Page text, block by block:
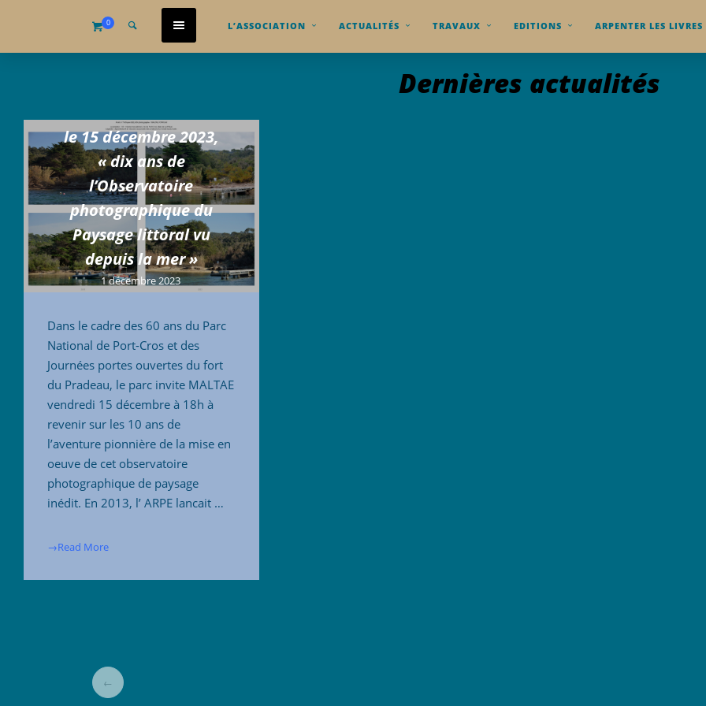
0 L’ASSOCIATION ACTUALITÉS TRAVAUX EDITIONS ARPENTER LES LIVRES
Dernières actualités
le 15 décembre 2023,
« dix ans de
l’Observatoire
photographique du
Paysage littoral vu
depuis la mer »
1 décembre 2023
Dans le cadre des 60 ans du Parc
National de Port-Cros et des
Journées portes ouvertes du fort
du Pradeau, le parc invite MALTAE
vendredi 15 décembre à 18h à
revenir sur les 10 ans de
l’aventure pionnière de la mise en
oeuve de cet observatoire
photographique de paysage
inédit. En 2013, l’ ARPE lancait …
→Read More
←